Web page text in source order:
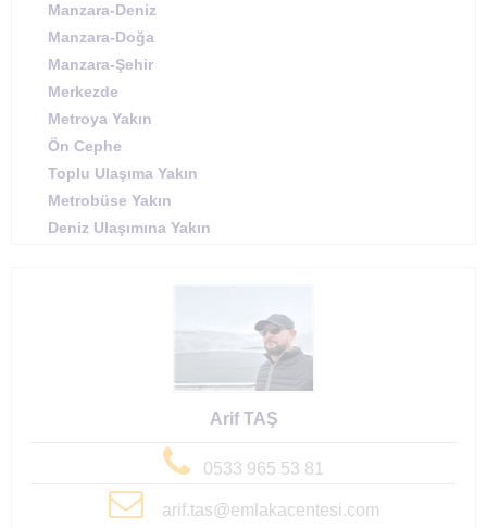
Manzara-Deniz
Manzara-Doğa
Manzara-Şehir
Merkezde
Metroya Yakın
Ön Cephe
Toplu Ulaşıma Yakın
Metrobüse Yakın
Deniz Ulaşımına Yakın
Arif TAŞ
0533 965 53 81
arif.tas@emlakacentesi.com